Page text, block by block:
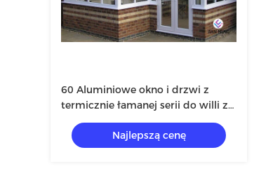
60 Aluminiowe okno i drzwi z
termicznie łamanej serii do willi ze
szkłem hartowanym 5 + 12A +
5mm
Najlepszą cenę